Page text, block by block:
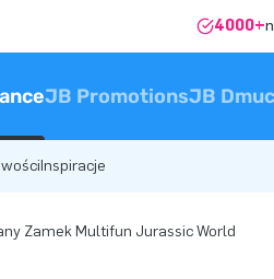
4000+
JB PromotionsJB
Inspiracje
Zamek Multifun Jurassic World